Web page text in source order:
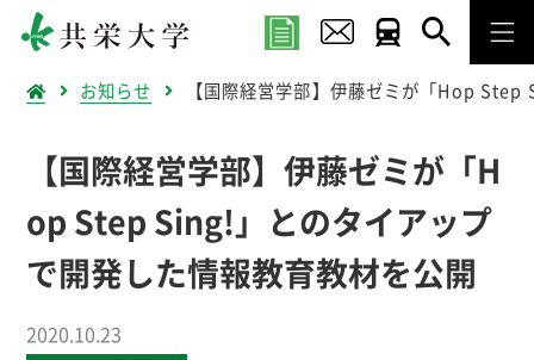
お知らせ 【国際経営学部】伊藤ゼミが「Hop
【国際経営学部】伊藤ゼミが「H
op Step Sing!」とのタイアップ
で開発した情報教育教材を公開
2020.10.23